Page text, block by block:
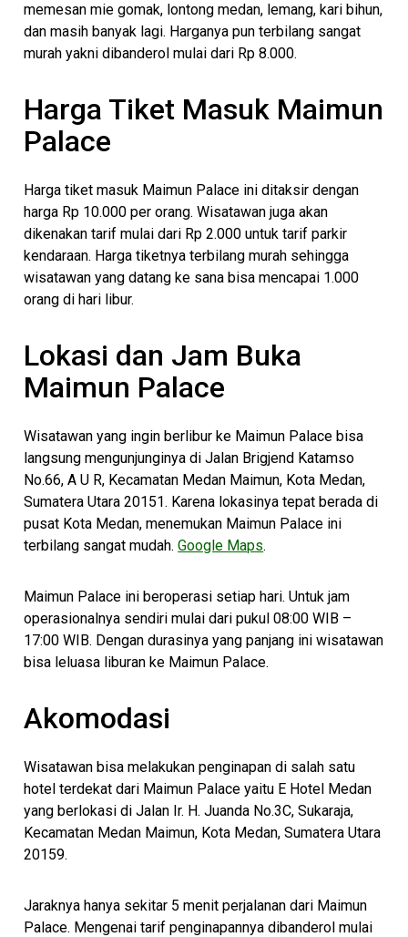
memesan mie gomak, lontong medan, lemang, kari bihun,
dan masih banyak lagi. Harganya pun terbilang sangat
murah yakni dibanderol mulai dari Rp 8.000.
Harga Tiket Masuk Maimun
Palace
Harga tiket masuk Maimun Palace ini ditaksir dengan
harga Rp 10.000 per orang. Wisatawan juga akan
dikenakan tarif mulai dari Rp 2.000 untuk tarif parkir
kendaraan. Harga tiketnya terbilang murah sehingga
wisatawan yang datang ke sana bisa mencapai 1.000
orang di hari libur.
Lokasi dan Jam Buka
Maimun Palace
Wisatawan yang ingin berlibur ke Maimun Palace bisa
langsung mengunjunginya di Jalan Brigjend Katamso
No.66, A U R, Kecamatan Medan Maimun, Kota Medan,
Sumatera Utara 20151. Karena lokasinya tepat berada di
pusat Kota Medan, menemukan Maimun Palace ini
terbilang sangat mudah.Google Maps.
Maimun Palace ini beroperasi setiap hari. Untuk jam
operasionalnya sendiri mulai dari pukul 08:00 WIB –
17:00 WIB. Dengan durasinya yang panjang ini wisatawan
bisa leluasa liburan ke Maimun Palace.
Akomodasi
Wisatawan bisa melakukan penginapan di salah satu
hotel terdekat dari Maimun Palace yaitu E Hotel Medan
yang berlokasi di Jalan Ir. H. Juanda No.3C, Sukaraja,
Kecamatan Medan Maimun, Kota Medan, Sumatera Utara
20159.
Jaraknya hanya sekitar 5 menit perjalanan dari Maimun
Palace. Mengenai tarif penginapannya dibanderol mulai